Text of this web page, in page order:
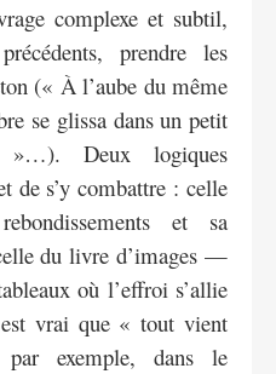
complexe et subtil,
prendre les
(« À l’aube du même
se glissa dans un petit
»…). Deux logiques
de s’y combattre : celle
et sa
du livre d’images —
où l’effroi s’allie
vrai que « tout vient
exemple, dans le